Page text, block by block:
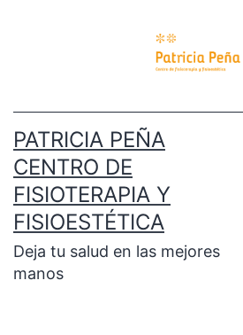
PATRICIA PEÑA
CENTRO DE
FISIOTERAPIA Y
FISIOESTÉTICA
Deja tu salud en las mejores
manos